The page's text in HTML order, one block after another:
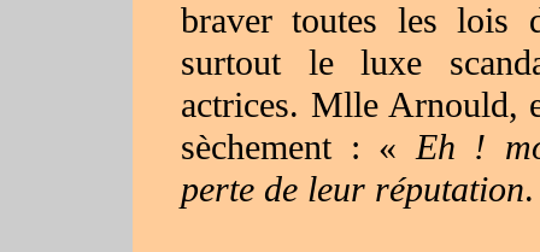
braver toutes les lois
surtout le luxe
actrices. Mlle Arnould,
sèchement : «Eh !
perte de leur réputation